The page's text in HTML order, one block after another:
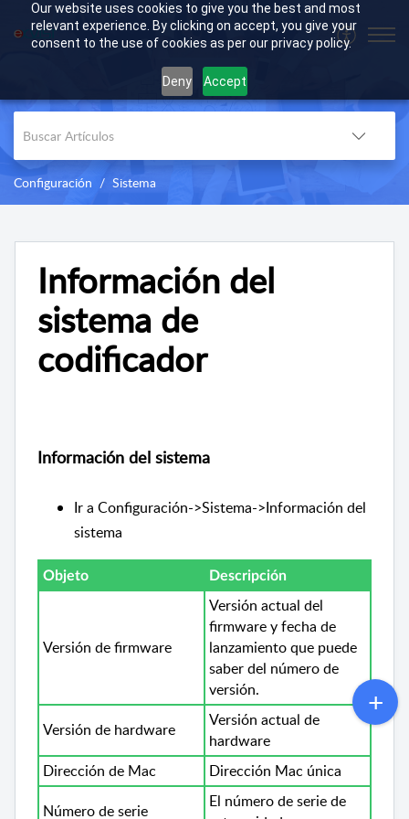
Our website uses cookies to give you the best and most
relevant experience. By clicking on accept, you give your
consent to the use of cookies as per our privacy policy.
Deny Accept
Configuración Sistema
Información del
sistema de
codificador
Información del sistema
Ir a Configuración->Sistema->Información del
sistema
Objeto Descripción
Versión de firmware
Versión actual del
firmware y fecha de
lanzamiento que puede
saber del número de
versión.
Versión de hardware
Versión actual de
hardware
Dirección de Mac
Dirección Mac única
Número de serie
El número de serie de